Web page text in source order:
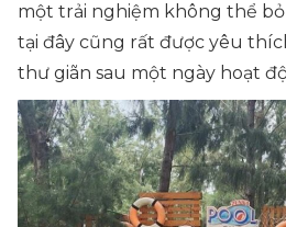
một trải nghiệm không thể
tại đây cũng rất được yêu
thư giãn sau một ngày hoạt